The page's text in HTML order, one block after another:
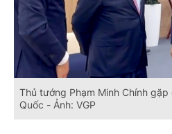
Thủ tướng Phạm Minh Chính
Quốc - Ảnh: VGP